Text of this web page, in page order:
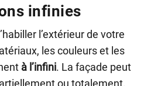
infinies
l’extérieur de votre
les couleurs et les
à l’infini. La façade peut
ou totalement.